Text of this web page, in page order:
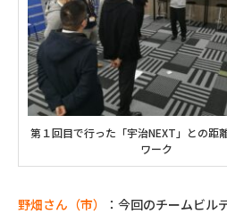
第１回目で行った「宇治NEXT」との距
ワーク
野畑さん（市）
：今回のチームビル